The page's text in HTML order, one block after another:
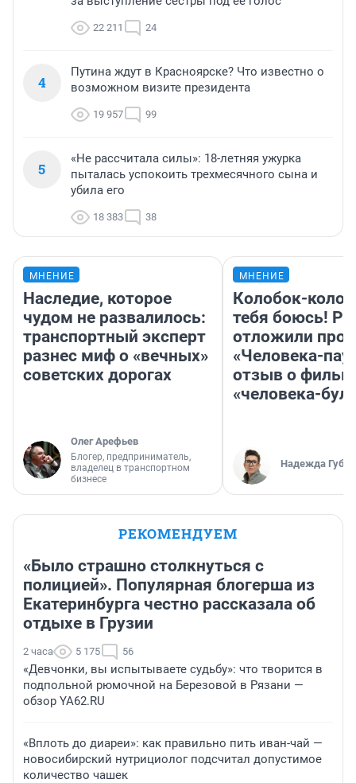
22 211 24
4
Путина ждут в Красноярске? Что известно о
возможном визите президента
19 957 99
5
«Не рассчитала силы»: 18-летняя ужурка
пыталась успокоить трехмесячного сына и
убила его
18 383 38
МНЕНИЕ
Наследие, которое
чудом не развалилось:
транспортный эксперт
разнес миф о «вечных»
советских дорогах
Олег Арефьев
Блогер, предприниматель,
владелец в транспортном
бизнесе
МНЕНИЕ
Колобок-
тебя боюсь!
отложили
«Человека-
отзыв о
«человека-
Надежда
РЕКОМЕНДУЕМ
«Было страшно столкнуться с
полицией». Популярная блогерша из
Екатеринбурга честно рассказала об
отдыхе в Грузии
2 часа 5 175 56
«Девчонки, вы испытываете судьбу»: что творится в
подпольной рюмочной на Березовой в Рязани —
обзор YA62.RU
«Вплоть до диареи»: как правильно пить иван-чай —
новосибирский нутрициолог подсчитал допустимое
количество чашек